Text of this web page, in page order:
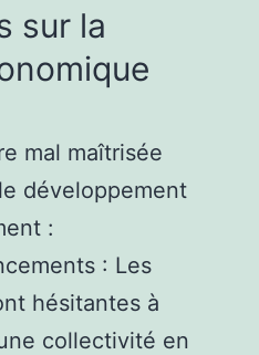
sur la
mal maîtrisée
développement
:
: Les
hésitantes à
collectivité en